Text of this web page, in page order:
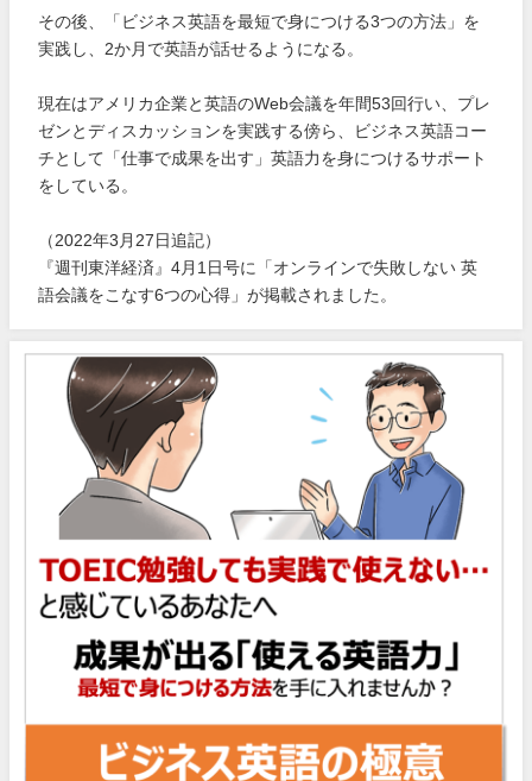
その後、「ビジネス英語を最短で身につける3つの方法」を
実践し、2か月で英語が話せるようになる。
現在はアメリカ企業と英語のWeb会議を年間53回行い、プレ
ゼンとディスカッションを実践する傍ら、ビジネス英語コー
チとして「仕事で成果を出す」英語力を身につけるサポート
をしている。
（2022年3月27日追記）
『週刊東洋経済』4月1日号に「オンラインで失敗しない 英
語会議をこなす6つの心得」が掲載されました。